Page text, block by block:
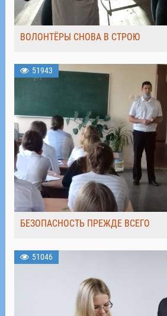
ВОЛОНТЁРЫ СНОВА В СТРОЮ
51943
БЕЗОПАСНОСТЬ ПРЕЖДЕ ВСЕГО
51046